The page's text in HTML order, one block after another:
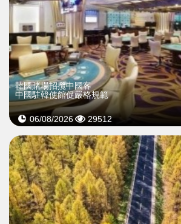
韓國賭場招攬中國客
中國駐韓使館促嚴格規範
06/08/2026 29512